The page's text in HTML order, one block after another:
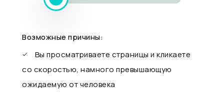
Возможные причины:
Вы просматриваете страницы и кликаете
со скоростью, намного превышающую
ожидаемую от человека